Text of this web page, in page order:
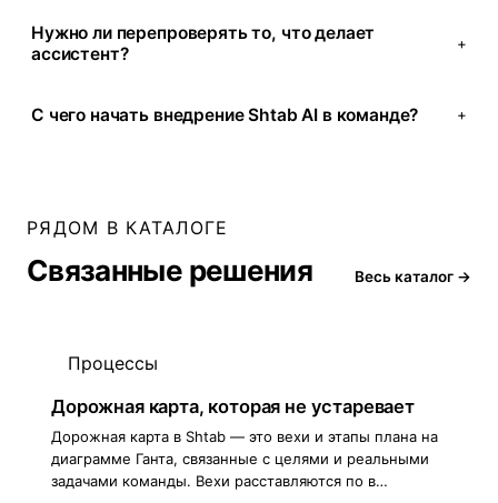
Нужно ли перепроверять то, что делает
ассистент?
+
С чего начать внедрение Shtab AI в команде? +
РЯДОМ В КАТАЛОГЕ
Связанные решения Весь каталог →
Процессы
Дорожная карта, которая не устаревает
Дорожная карта в Shtab — это вехи и этапы плана на
диаграмме Ганта, связанные с целями и реальными
задачами команды. Вехи расставляются по в…